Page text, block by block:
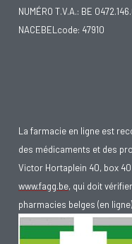
NUMÉRO T.V.A.: BE
NACEBELcode: 47910
La farmacie en ligne est
des médicaments et des
Victor Hortaplein 40, box 40
www.fagg.be, qui doit
pharmacies belges (en